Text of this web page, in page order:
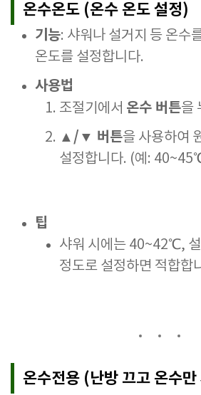
온수온도 (온수 온도 설정)
기능: 샤워나 설거지 등 온수
온도를 설정합니다.
사용법
조절기에서 온수 버튼을
▲/▼ 버튼을 사용하여
설정합니다. (예:
팁
샤워 시에는 40~42℃,
정도로 설정하면 적합합
온수전용 (난방 끄고 온수만